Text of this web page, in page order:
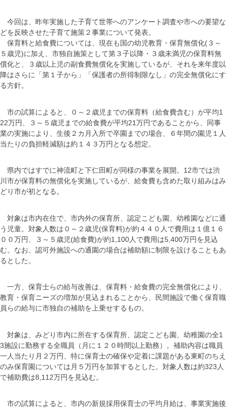
今回は、昨年実施した子育て世帯へのアンケート調査や市への要望な
どを反映させた子育て施策２事業について発表。
保育料と給食費については、現在も国の幼児教育・保育無償化(３～
５歳児)に加え、市独自施策として第３子以降・３歳未満児の保育料無
償化と、３歳以上児の副食費無償化を実施しているが、それを来年度以
降はさらに「第１子から」「保護者の所得制限なし」の完全無償化にす
る方針。
市の試算によると、０～２歳児までの保育料（給食費含む）が平均1
22万円、３～５歳児までの給食費が平均21万円であることから、同事
業の実施により、生後２カ月入所で卒園までの場合、６年間の園児１人
当たりの負担軽減額は約１４３万円となる想定。
県内ではすでに神流町と下仁田町が同様の事業を展開。12市では渋
川市が保育料の無償化を実施しているが、給食費も含めた取り組みはみ
どり市が初となる。
対象は市内在住で、市内外の保育所、認定こども園、幼稚園などに通
う児童。対象人数は０～２歳児(保育料)が約４４０人で費用は１億１６
００万円、３～５歳児(給食費)が約1,100人で費用は5,400万円を見込
む。なお、認可外施設への通園の場合は補助額に制限を設けることもあ
るとした。
一方、保育士らの給与改善は、保育料・給食費の完全無償化により、
教育・保育ニーズの増加が見込まれることから、民間施設で働く保育職
員らの給与に市独自の補助を上乗せするもの。
対象は、みどり市内に所在する保育所、認定こども園、幼稚園の全1
3施設に勤務する全職員（月に１２０時間以上勤務）。補助内容は職員
一人当たり月２万円、特に保育士の確保や定着に課題がある東町のちえ
のみ保育園については月５万円を加算するとした。対象人数は約323人
で補助費は8,112万円を見込む。
市の試算によると、市内の新規採用保育士の平均月給は、事業実施後